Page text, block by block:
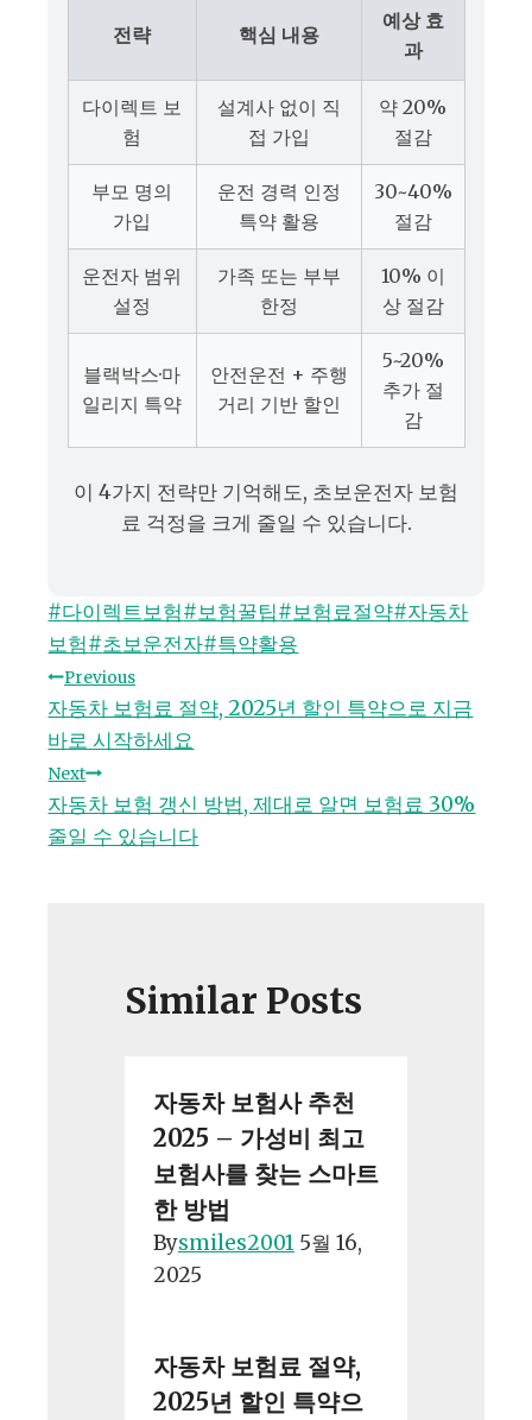
전략 핵심 내용
예상 효
과
다이렉트 보
험
설계사 없이 직
접 가입
약 20%
절감
부모 명의
가입
운전 경력 인정
특약 활용
30~40%
절감
운전자 범위
설정
가족 또는 부부
한정
10% 이
상 절감
블랙박스·마
일리지 특약
안전운전 + 주행
거리 기반 할인
5~20%
추가 절
감
이 4가지 전략만 기억해도, 초보운전자 보험
료 걱정을 크게 줄일 수 있습니다.
Post
Tags:
#다이렉트보험#보험꿀팁#보험료절약#자동차
보험#초보운전자#특약활용
글
탐
색
Previous
자동차 보험료 절약, 2025년 할인 특약으로 지금
바로 시작하세요
Next
자동차 보험 갱신 방법, 제대로 알면 보험료 30%
줄일 수 있습니다
Similar Posts
자동차 보험사 추천
2025 – 가성비 최고
보험사를 찾는 스마트
한 방법
Bysmiles2001 5월 16,
2025
자동차 보험료 절약,
2025년 할인 특약으